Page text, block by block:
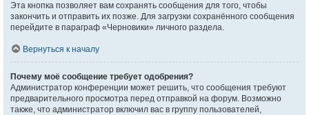
Эта кнопка позволяет вам сохранять сообщения для того, чтобы
закончить и отправить их позже. Для загрузки сохранённого сообщения
перейдите в параграф «Черновики» личного раздела.
Вернуться к началу
Почему моё сообщение требует одобрения?
Администратор конференции может решить, что сообщения требуют
предварительного просмотра перед отправкой на форум. Возможно
также, что администратор включил вас в группу пользователей,